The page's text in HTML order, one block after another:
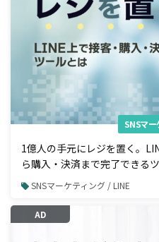
SNSマー
1億人の手元にレジを置く。
ら購入・決済まで完了できる
SNSマーケティング / LINE
AD